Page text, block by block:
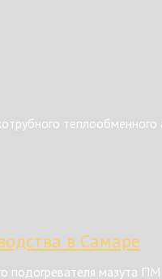
в Самаре
подогревателя мазута